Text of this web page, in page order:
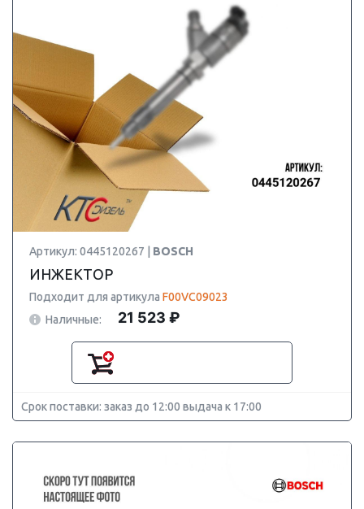
Артикул: 0445120267 | BOSCH
ИНЖЕКТОР
Подходит для артикула F00VC09023
Наличные:
21 523 ₽
Срок поставки: заказ до 12:00 выдача к 17:00